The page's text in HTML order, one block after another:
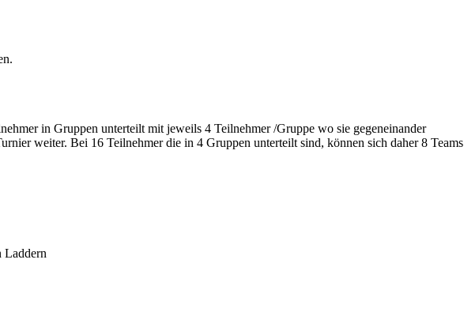
in Gruppen unterteilt mit jeweils 4 Teilnehmer /Gruppe wo sie gegeneinander
weiter. Bei 16 Teilnehmer die in 4 Gruppen unterteilt sind, können sich daher 8 Teams
Laddern